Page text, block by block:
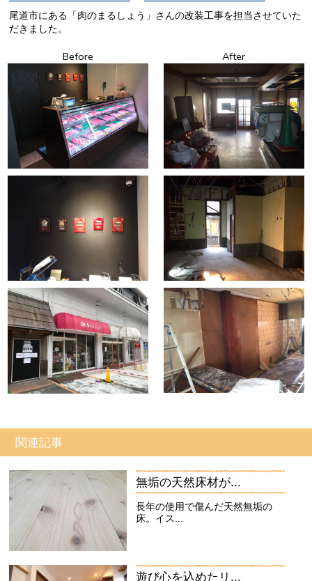
尾道市にある「肉のまるしょう」さんの改装工事を担当させていた
だきました。
Before After
関連記事
無垢の天然床材が...
長年の使用で傷んだ天然無垢の
床。イス...
遊び心を込めたリ...